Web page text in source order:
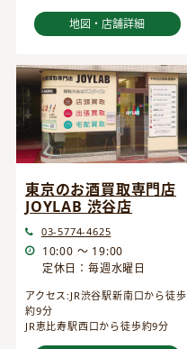
地図・店舗詳細
東京のお酒買取専門店
JOYLAB 渋谷店
03-5774-4625
10:00 ～ 19:00
定休日：毎週水曜日
アクセス:JR渋谷駅新南口から徒歩
約9分
JR恵比寿駅西口から徒歩約9分